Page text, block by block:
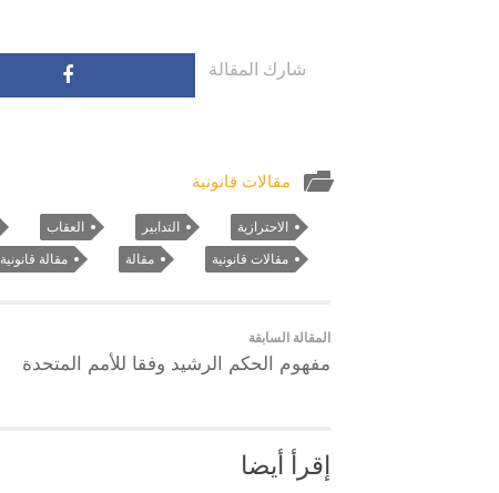
شارك المقالة
مقالات قانونية
الاحترازية التدابير العقاب
مقالات قانونية مقالة مقالة قانونية
المقالة السابقة
مفهوم الحكم الرشيد وفقا للأمم المتحدة
إقرأ أيضا